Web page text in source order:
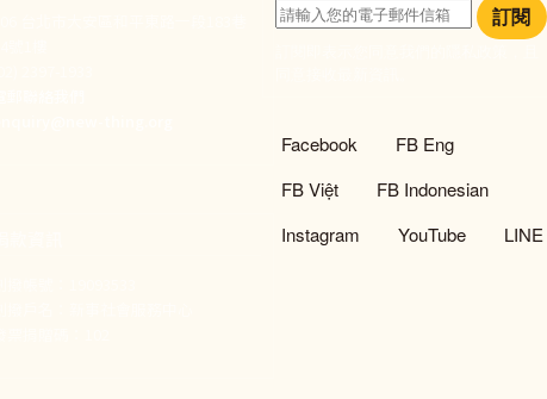
訂閱
社群選單
Facebook
FB Eng
FB Việt
FB Indonesian
Instagram
YouTube LINE